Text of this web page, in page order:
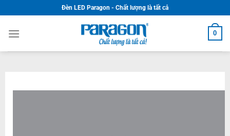
to
content
Đèn LED Paragon - Chất lượng là tất cả
0